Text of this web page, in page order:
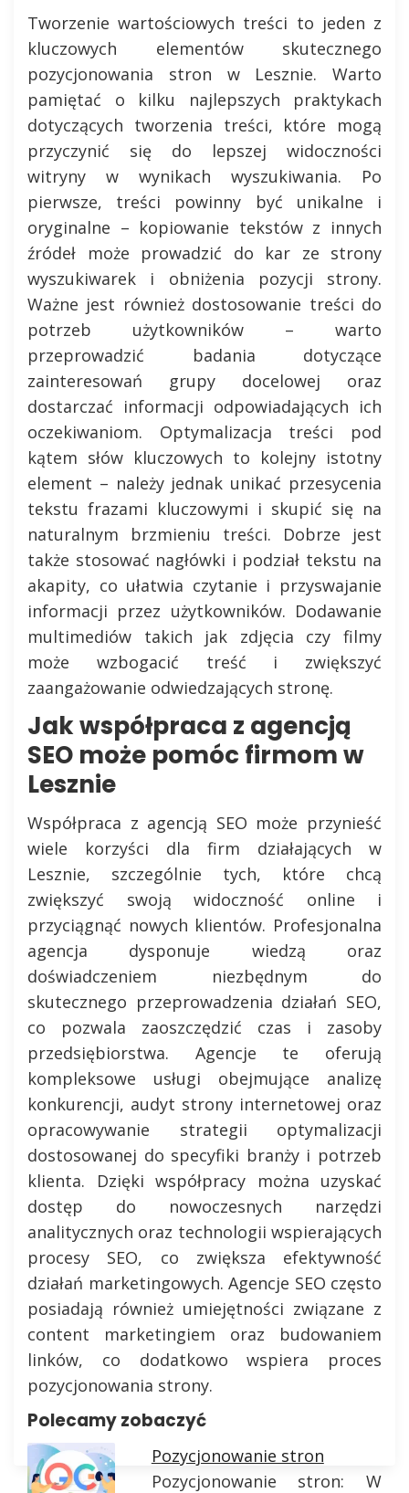
Tworzenie wartościowych treści to jeden z
kluczowych elementów skutecznego
pozycjonowania stron w Lesznie. Warto
pamiętać o kilku najlepszych praktykach
dotyczących tworzenia treści, które mogą
przyczynić się do lepszej widoczności
witryny w wynikach wyszukiwania. Po
pierwsze, treści powinny być unikalne i
oryginalne – kopiowanie tekstów z innych
źródeł może prowadzić do kar ze strony
wyszukiwarek i obniżenia pozycji strony.
Ważne jest również dostosowanie treści do
potrzeb użytkowników – warto
przeprowadzić badania dotyczące
zainteresowań grupy docelowej oraz
dostarczać informacji odpowiadających ich
oczekiwaniom. Optymalizacja treści pod
kątem słów kluczowych to kolejny istotny
element – należy jednak unikać przesycenia
tekstu frazami kluczowymi i skupić się na
naturalnym brzmieniu treści. Dobrze jest
także stosować nagłówki i podział tekstu na
akapity, co ułatwia czytanie i przyswajanie
informacji przez użytkowników. Dodawanie
multimediów takich jak zdjęcia czy filmy
może wzbogacić treść i zwiększyć
zaangażowanie odwiedzających stronę.
Jak współpraca z agencją
SEO może pomóc firmom w
Lesznie
Współpraca z agencją SEO może przynieść
wiele korzyści dla firm działających w
Lesznie, szczególnie tych, które chcą
zwiększyć swoją widoczność online i
przyciągnąć nowych klientów. Profesjonalna
agencja dysponuje wiedzą oraz
doświadczeniem niezbędnym do
skutecznego przeprowadzenia działań SEO,
co pozwala zaoszczędzić czas i zasoby
przedsiębiorstwa. Agencje te oferują
kompleksowe usługi obejmujące analizę
konkurencji, audyt strony internetowej oraz
opracowywanie strategii optymalizacji
dostosowanej do specyfiki branży i potrzeb
klienta. Dzięki współpracy można uzyskać
dostęp do nowoczesnych narzędzi
analitycznych oraz technologii wspierających
procesy SEO, co zwiększa efektywność
działań marketingowych. Agencje SEO często
posiadają również umiejętności związane z
content marketingiem oraz budowaniem
linków, co dodatkowo wspiera proces
pozycjonowania strony.
Polecamy zobaczyć
Pozycjonowanie stron
Pozycjonowanie stron: W